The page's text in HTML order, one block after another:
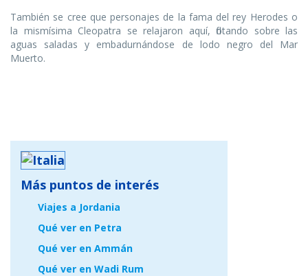
También se cree que personajes de la fama del rey Herodes o
la mismísima Cleopatra se relajaron aquí, flotando sobre las
aguas saladas y embadurnándose de lodo negro del Mar
Muerto.
Más puntos de interés
Viajes a Jordania
Qué ver en Petra
Qué ver en Ammán
Qué ver en Wadi Rum